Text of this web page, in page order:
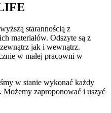
starannością z
materiałów. Odszyte są z
jak i wewnątrz.
w małej pracowni w
w stanie wykonać każdy
Możemy zaproponować i uszyć